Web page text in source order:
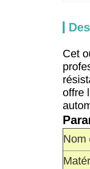
Cet
offre
Nom